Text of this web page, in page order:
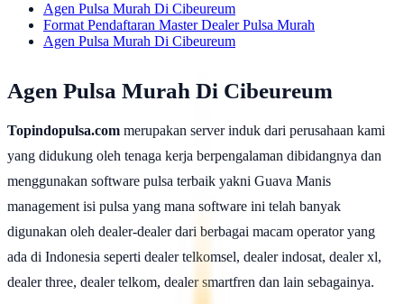
Agen Pulsa Murah Di Cibeureum
Format Pendaftaran Master Dealer Pulsa Murah
Agen Pulsa Murah Di Cibeureum
Agen Pulsa Murah Di Cibeureum
Topindopulsa.com merupakan server induk dari perusahaan kami
yang didukung oleh tenaga kerja berpengalaman dibidangnya dan
menggunakan software pulsa terbaik yakni Guava Manis
management isi pulsa yang mana software ini telah banyak
digunakan oleh dealer-dealer dari berbagai macam operator yang
ada di Indonesia seperti dealer telkomsel, dealer indosat, dealer xl,
dealer three, dealer telkom, dealer smartfren dan lain sebagainya.